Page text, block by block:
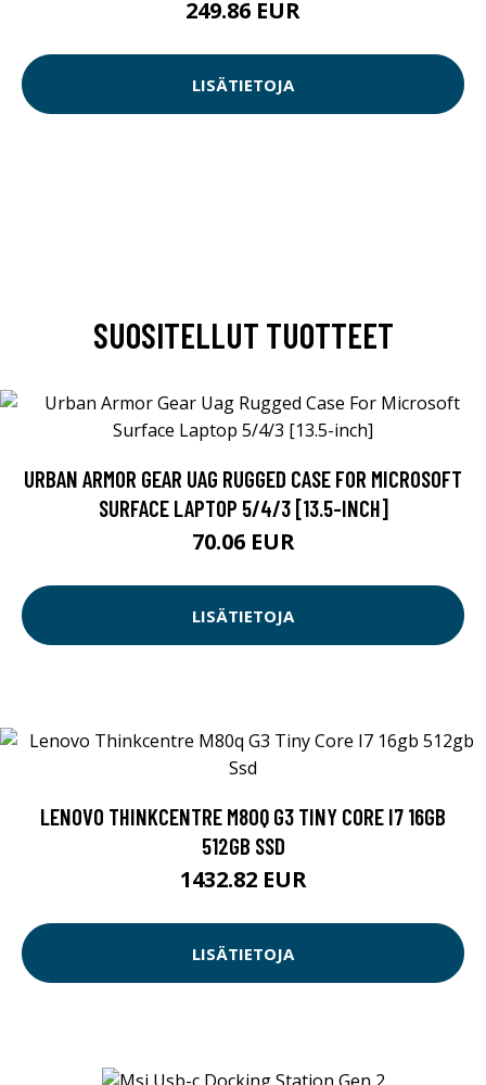
249.86 EUR
LISÄTIETOJA
SUOSITELLUT TUOTTEET
URBAN ARMOR GEAR UAG RUGGED CASE FOR MICROSOFT
SURFACE LAPTOP 5/4/3 [13.5-INCH]
70.06 EUR
LISÄTIETOJA
LENOVO THINKCENTRE M80Q G3 TINY CORE I7 16GB
512GB SSD
1432.82 EUR
LISÄTIETOJA